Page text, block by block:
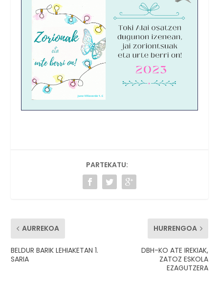
PARTEKATU:
AURREKOA
BELDUR BARIK LEHIAKETAN 1.
SARIA
HURRENGOA
DBH-KO ATE IREKIAK,
ZATOZ ESKOLA
EZAGUTZERA